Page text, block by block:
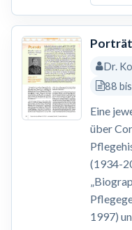
Dr.
88
Eine
über
(1934-
1997)